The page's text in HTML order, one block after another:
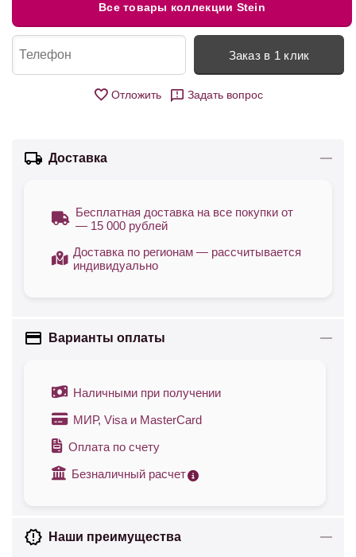
Все товары коллекции Stein
Заказ в 1 клик
Отложить Задать вопрос
Доставка
Бесплатная доставка на все покупки от
— 15 000 рублей
Доставка по регионам — рассчитывается
индивидуально
Варианты оплаты
Наличными при получении
МИР, Visa и MasterCard
Оплата по счету
Безналичный расчет
Наши преимущества